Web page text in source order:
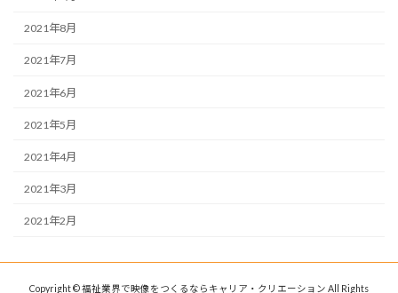
2021年8月
2021年7月
2021年6月
2021年5月
2021年4月
2021年3月
2021年2月
Copyright © 福祉業界で映像をつくるならキャリア・クリエーション All Rights